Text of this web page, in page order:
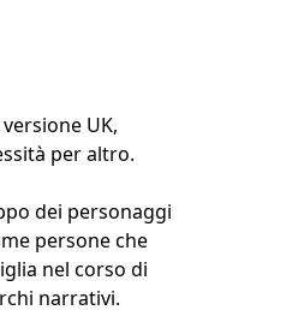
UK,
per altro.
dei personaggi
persone che
nel corso di
narrativi.